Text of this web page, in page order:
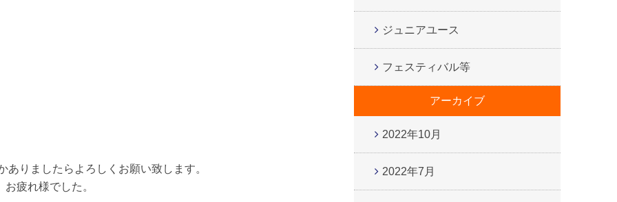
りましたらよろしくお願い致します。
疲れ様でした。
ジュニアユース
フェスティバル等
アーカイブ
2022年10月
2022年7月